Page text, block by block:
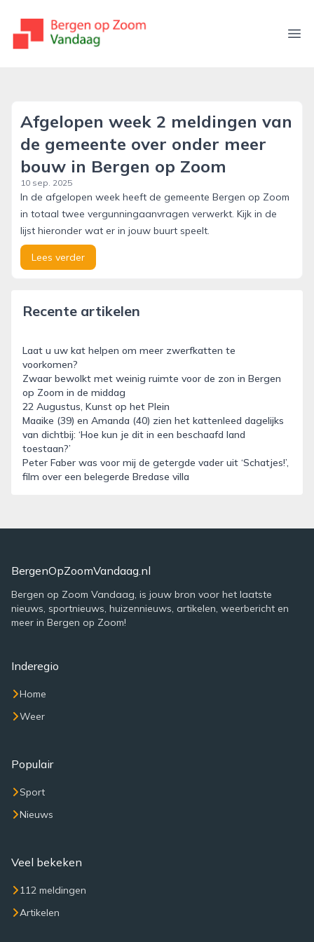
bergenopzoomvandaag.nl
Afgelopen week 2 meldingen van
de gemeente over onder meer
bouw in Bergen op Zoom
10 sep. 2025
In de afgelopen week heeft de gemeente Bergen op Zoom
in totaal twee vergunningaanvragen verwerkt. Kijk in de
lijst hieronder wat er in jouw buurt speelt.
Lees verder
Recente artikelen
Laat u uw kat helpen om meer zwerfkatten te
voorkomen?
Zwaar bewolkt met weinig ruimte voor de zon in Bergen
op Zoom in de middag
22 Augustus, Kunst op het Plein
Maaike (39) en Amanda (40) zien het kattenleed dagelijks
van dichtbij: ‘Hoe kun je dit in een beschaafd land
toestaan?’
Peter Faber was voor mij de getergde vader uit ‘Schatjes!’,
film over een belegerde Bredase villa
BergenOpZoomVandaag.nl
Bergen op Zoom Vandaag, is jouw bron voor het laatste
nieuws, sportnieuws, huizennieuws, artikelen, weerbericht en
meer in Bergen op Zoom!
Inderegio
Home
Weer
Populair
Sport
Nieuws
Veel bekeken
112 meldingen
Artikelen